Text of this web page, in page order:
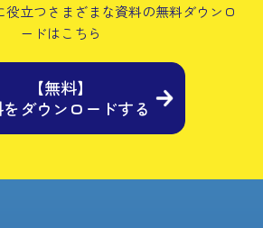
役立つさまざまな資料の無料ダウンロ
ードはこちら
【無料】
ダウンロードする